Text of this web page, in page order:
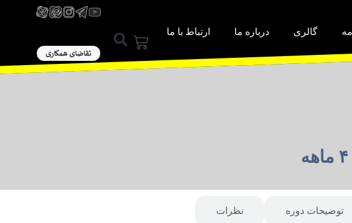
گالری درباره ما ارتباط با ما
توضیحات دوره نظرات